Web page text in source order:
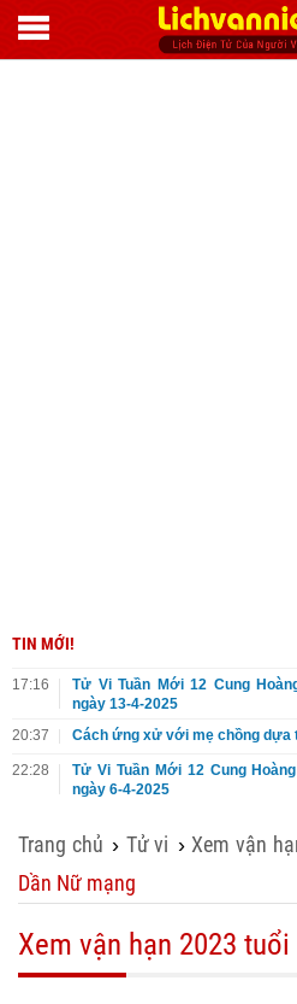
TIN MỚI!
17:16
Tử Vi Tuần Mới 12 Cung
ngày 13-4-2025
20:37
Cách ứng xử với mẹ chồng dựa
22:28
Tử Vi Tuần Mới 12 Cung
ngày 6-4-2025
Trang chủ › Tử vi ›Xem vận
Dần Nữ mạng
Xem vận hạn 2023